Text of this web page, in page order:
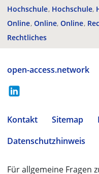
Hochschule Hochschule
Online Online Online
Rechtliches
open-access.network
Kontakt Sitemap
Datenschutzhinweis
Für allgemeine Fragen